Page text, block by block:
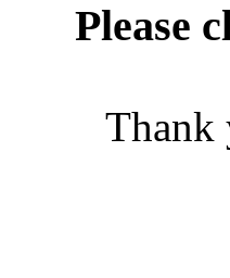
Please
Thank